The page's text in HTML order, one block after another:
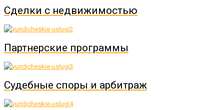
Сделки с недвижимостью
Партнерские программы
Судебные споры и арбитраж